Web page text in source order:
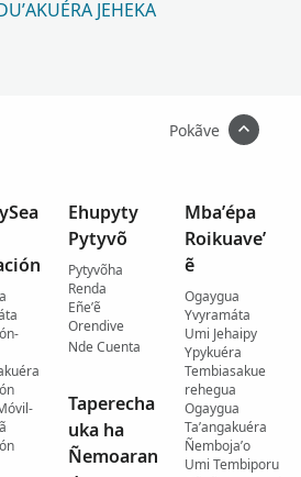
JEHEKA
Pokãve
Ehupyty
Pytyvõ
Pytyvõha
Renda
Eñe’ẽ
Orendive
Nde Cuenta
Taperecha
uka ha
Ñemoaran
Mba’épa
Roikuave’
ẽ
Ogaygua
Yvyramáta
Umi Jehaipy
Ypykuéra
Tembiasakue
rehegua
Ogaygua
Ta’angakuéra
Ñemboja’o
Umi Tembiporu